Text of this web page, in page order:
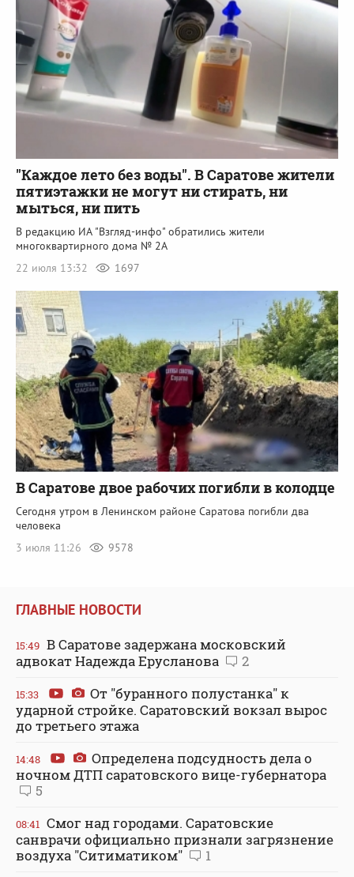
"Каждое лето без воды". В Саратове жители
пятиэтажки не могут ни стирать, ни
мыться, ни пить
В редакцию ИА "Взгляд-инфо" обратились жители
многоквартирного дома № 2А
22 июля 13:32
1697
В Саратове двое рабочих погибли в колодце
Сегодня утром в Ленинском районе Саратова погибли два
человека
3 июля 11:26
9578
ГЛАВНЫЕ НОВОСТИ
15:49 В Саратове задержана московский
адвокат Надежда Ерусланова
2
15:33
От "буранного полустанка" к
ударной стройке. Саратовский вокзал вырос
до третьего этажа
14:48
Определена подсудность дела о
ночном ДТП саратовского вице-губернатора
5
08:41 Смог над городами. Саратовские
санврачи официально признали загрязнение
воздуха "Ситиматиком"
1